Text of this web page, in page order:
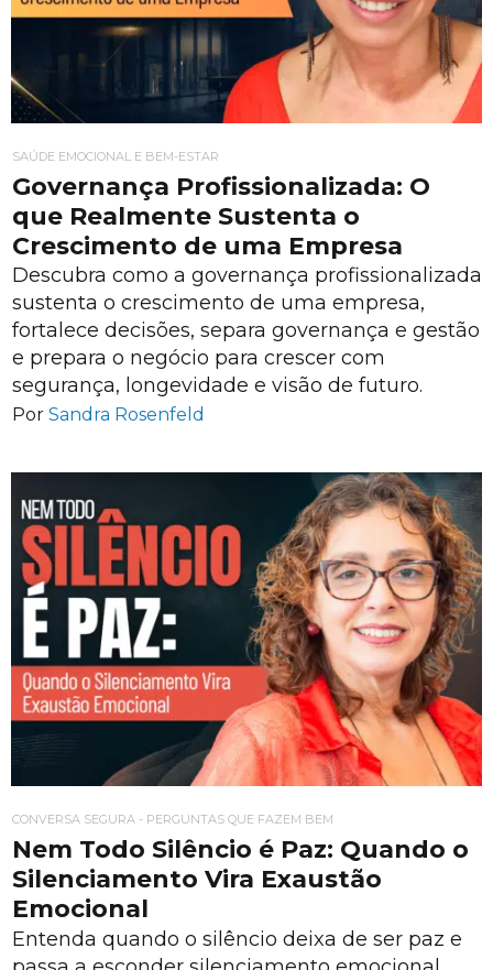
SAÚDE EMOCIONAL E BEM-ESTAR
Governança Profissionalizada: O
que Realmente Sustenta o
Crescimento de uma Empresa
Descubra como a governança profissionalizada
sustenta o crescimento de uma empresa,
fortalece decisões, separa governança e gestão
e prepara o negócio para crescer com
segurança, longevidade e visão de futuro.
Por Sandra Rosenfeld
CONVERSA SEGURA - PERGUNTAS QUE FAZEM BEM
Nem Todo Silêncio é Paz: Quando o
Silenciamento Vira Exaustão
Emocional
Entenda quando o silêncio deixa de ser paz e